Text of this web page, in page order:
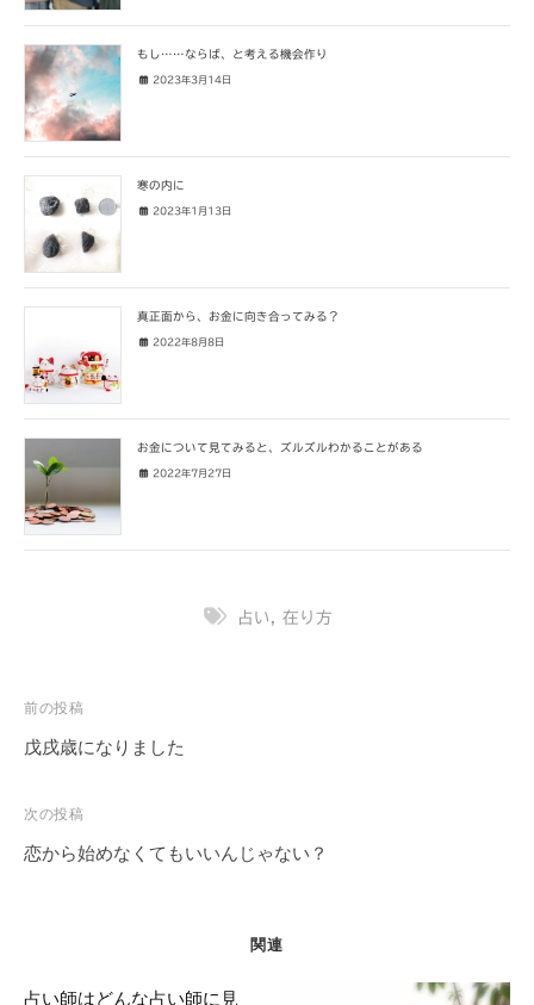
もし……ならば、と考える機会作り
2023年3月14日
寒の内に
2023年1月13日
真正面から、お金に向き合ってみる？
2022年8月8日
お金について見てみると、ズルズルわかることがある
2022年7月27日
占い 在り方
投
稿
ビ
ゲ
前の投稿
戊戌歳になりました
次の投稿
恋から始めなくてもいいんじゃない？
関連
占い師はどんな占い師に見